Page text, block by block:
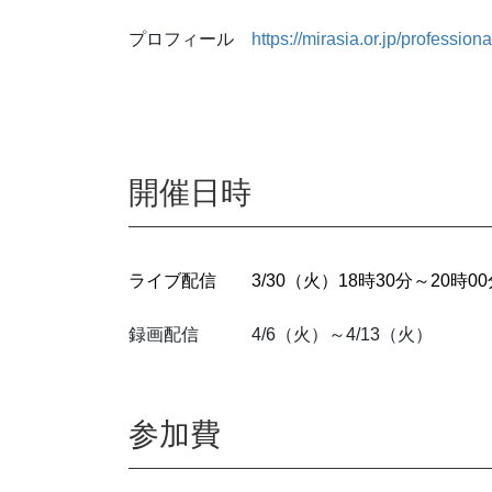
プロフィール https://mirasia.or.jp/
開催日時
ライブ配信 3/30（火）18時30分～20時00
録画配信 4/6（火）～4/13（火）
参加費